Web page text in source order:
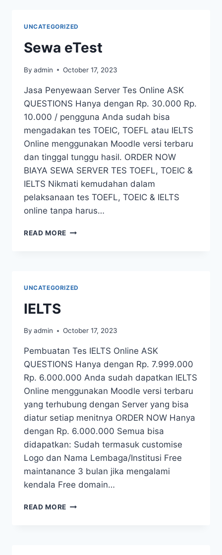
UNCATEGORIZED
Sewa eTest
By admin October 17, 2023
Jasa Penyewaan Server Tes Online ASK
QUESTIONS Hanya dengan Rp. 30.000 Rp.
10.000 / pengguna Anda sudah bisa
mengadakan tes TOEIC, TOEFL atau IELTS
Online menggunakan Moodle versi terbaru
dan tinggal tunggu hasil. ORDER NOW
BIAYA SEWA SERVER TES TOEFL, TOEIC &
IELTS Nikmati kemudahan dalam
pelaksanaan tes TOEFL, TOEIC & IELTS
online tanpa harus…
READ MORE
UNCATEGORIZED
IELTS
By admin October 17, 2023
Pembuatan Tes IELTS Online ASK
QUESTIONS Hanya dengan Rp. 7.999.000
Rp. 6.000.000 Anda sudah dapatkan IELTS
Online menggunakan Moodle versi terbaru
yang terhubung dengan Server yang bisa
diatur setiap menitnya ORDER NOW Hanya
dengan Rp. 6.000.000 Semua bisa
didapatkan: Sudah termasuk customise
Logo dan Nama Lembaga/Institusi Free
maintanance 3 bulan jika mengalami
kendala Free domain…
READ MORE